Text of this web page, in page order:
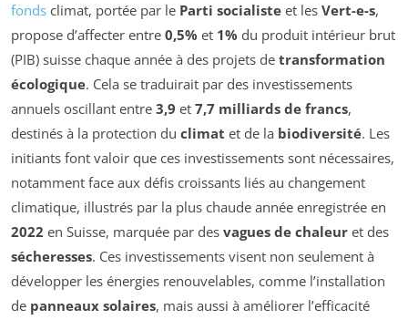
fonds climat, portée par le Parti socialiste et les Vert-e-s,
propose d’affecter entre 0,5% et 1% du produit intérieur brut
(PIB) suisse chaque année à des projets de transformation
écologique. Cela se traduirait par des investissements
annuels oscillant entre 3,9 et 7,7 milliards de francs,
destinés à la protection du climat et de la biodiversité. Les
initiants font valoir que ces investissements sont nécessaires,
notamment face aux défis croissants liés au changement
climatique, illustrés par la plus chaude année enregistrée en
2022 en Suisse, marquée par des vagues de chaleur et des
sécheresses. Ces investissements visent non seulement à
développer les énergies renouvelables, comme l’installation
de panneaux solaires, mais aussi à améliorer l’efficacité